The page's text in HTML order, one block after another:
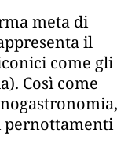
meta di
il
come gli
Così come
pernottamenti